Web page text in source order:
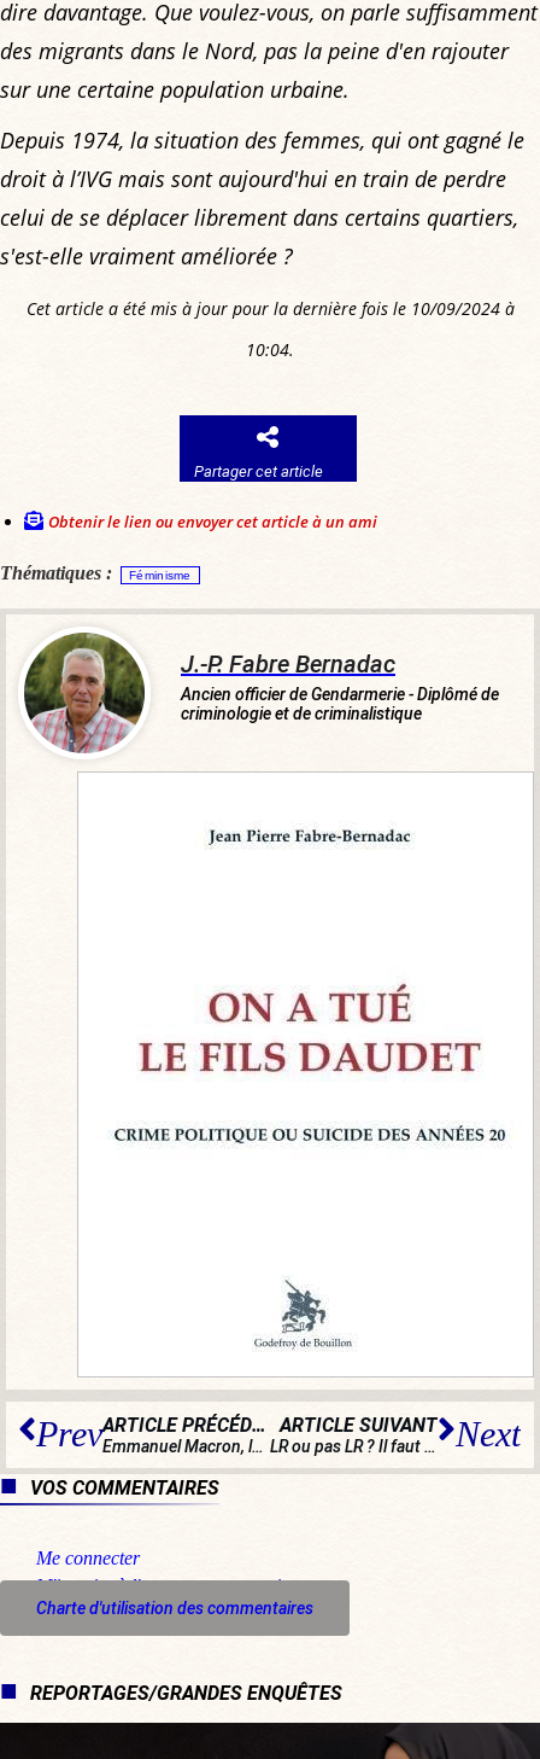
dire davantage. Que voulez-vous, on parle suffisamment
des migrants dans le Nord, pas la peine d'en rajouter
sur une certaine population urbaine.
Depuis 1974, la situation des femmes, qui ont gagné le
droit à l’IVG mais sont aujourd'hui en train de perdre
celui de se déplacer librement dans certains quartiers,
s'est-elle vraiment améliorée ?
Cet article a été mis à jour pour la dernière fois le 10/09/2024 à
10:04.
Partager cet article
Obtenir le lien ou envoyer cet article à un ami
Thématiques : Féminisme
J.-P. Fabre Bernadac
Ancien officier de Gendarmerie - Diplômé de
criminologie et de criminalistique
Prev ARTICLE PRÉCÉDENT
Emmanuel Macron, la caricature souriante de l’establishment triomphant
ARTICLE SUIVANT
LR ou pas LR ? Il faut qu’une porte soit ouverte ou fermée Next
VOS COMMENTAIRES
Me connecter
M'inscrire à l'espace commentaire
Charte d'utilisation des commentaires
REPORTAGES/GRANDES ENQUÊTES